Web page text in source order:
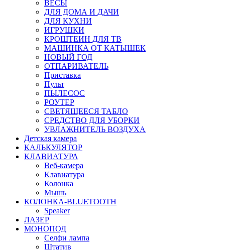
ВЕСЫ
ДЛЯ ДОМА И ДАЧИ
ДЛЯ КУХНИ
ИГРУШКИ
КРОШТЕИН ДЛЯ ТВ
МАШИНКА ОТ КАТЫШЕК
НОВЫЙ ГОД
ОТПАРИВАТЕЛЬ
Приставка
Пульт
ПЫЛЕСОС
РОУТЕР
СВЕТЯЩЕЕСЯ ТАБЛО
СРЕДСТВО ДЛЯ УБОРКИ
УВЛАЖНИТЕЛЬ ВОЗДУХА
Детская камера
КАЛЬКУЛЯТОР
КЛАВИАТУРА
Веб-камера
Клавиатура
Колонка
Мышь
КОЛОНКА-BLUETOOTH
Speaker
ЛАЗЕР
МОНОПОД
Селфи лампа
Штатив